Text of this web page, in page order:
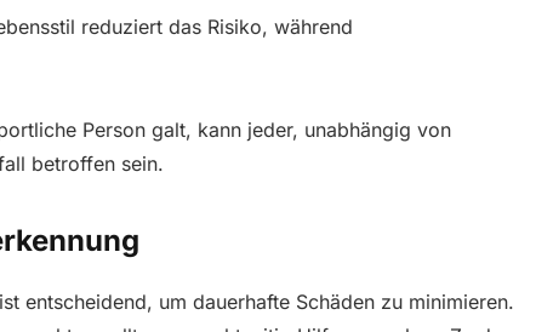
reduziert das Risiko, während
Person galt, kann jeder, unabhängig von
betroffen sein.
entscheidend, um dauerhafte Schäden zu minimieren.